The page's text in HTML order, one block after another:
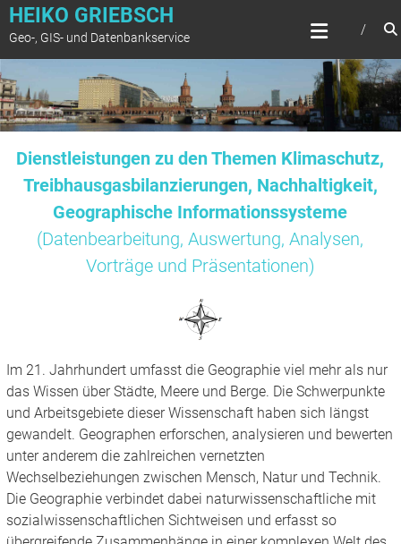
Zum
springen
HEIKO GRIEBSCH
Geo-, GIS- und Datenbankservice
Dienstleistungen zu den Themen Klimaschutz,
Treibhausgasbilanzierungen, Nachhaltigkeit,
Geographische Informationssysteme
(Datenbearbeitung, Auswertung, Analysen,
Vorträge und Präsentationen)
Im 21. Jahrhundert umfasst die Geographie viel mehr als nur
das Wissen über Städte, Meere und Berge. Die Schwerpunkte
und Arbeitsgebiete dieser Wissenschaft haben sich längst
gewandelt. Geographen erforschen, analysieren und bewerten
unter anderem die zahlreichen vernetzten
Wechselbeziehungen zwischen Mensch, Natur und Technik.
Die Geographie verbindet dabei naturwissenschaftliche mit
sozialwissenschaftlichen Sichtweisen und erfasst so